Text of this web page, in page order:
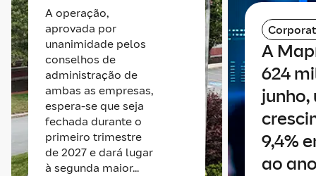
A operação,
aprovada por
unanimidade pelos
conselhos de
administração de
ambas as empresas,
espera-se que seja
fechada durante o
primeiro trimestre
de 2027 e dará lugar
à segunda maior...
A
624
junho,
9,4%
ao